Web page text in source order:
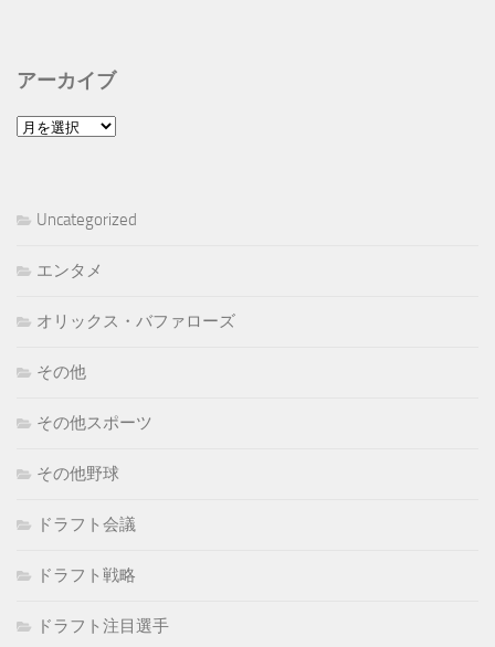
アーカイブ
ア
ブ
Uncategorized
エンタメ
オリックス・バファローズ
その他
その他スポーツ
その他野球
ドラフト会議
ドラフト戦略
ドラフト注目選手